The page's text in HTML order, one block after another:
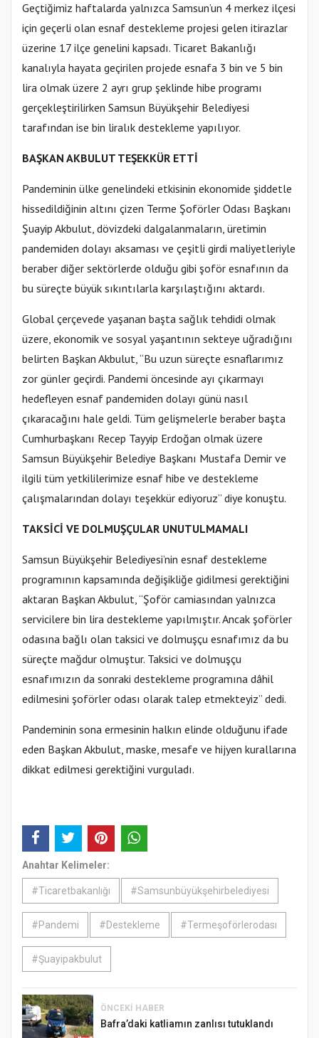
Geçtiğimiz haftalarda yalnızca Samsun’un 4 merkez ilçesi
için geçerli olan esnaf destekleme projesi gelen itirazlar
üzerine 17 ilçe genelini kapsadı. Ticaret Bakanlığı
kanalıyla hayata geçirilen projede esnafa 3 bin ve 5 bin
lira olmak üzere 2 ayrı grup şeklinde hibe programı
gerçekleştirilirken Samsun Büyükşehir Belediyesi
tarafından ise bin liralık destekleme yapılıyor.
BAŞKAN AKBULUT TEŞEKKÜR ETTİ
Pandeminin ülke genelindeki etkisinin ekonomide şiddetle
hissedildiğinin altını çizen Terme Şoförler Odası Başkanı
Şuayip Akbulut, dövizdeki dalgalanmaların, üretimin
pandemiden dolayı aksaması ve çeşitli girdi maliyetleriyle
beraber diğer sektörlerde olduğu gibi şoför esnafının da
bu süreçte büyük sıkıntılarla karşılaştığını aktardı.
Global çerçevede yaşanan başta sağlık tehdidi olmak
üzere, ekonomik ve sosyal yaşantının sekteye uğradığını
belirten Başkan Akbulut, “Bu uzun süreçte esnaflarımız
zor günler geçirdi. Pandemi öncesinde ayı çıkarmayı
hedefleyen esnaf pandemiden dolayı günü nasıl
çıkaracağını hale geldi. Tüm gelişmelerle beraber başta
Cumhurbaşkanı Recep Tayyip Erdoğan olmak üzere
Samsun Büyükşehir Belediye Başkanı Mustafa Demir ve
ilgili tüm yetkililerimize esnaf hibe ve destekleme
çalışmalarından dolayı teşekkür ediyoruz” diye konuştu.
TAKSİCİ VE DOLMUŞÇULAR UNUTULMAMALI
Samsun Büyükşehir Belediyesi’nin esnaf destekleme
programının kapsamında değişikliğe gidilmesi gerektiğini
aktaran Başkan Akbulut, “Şoför camiasından yalnızca
servicilere bin lira destekleme yapılmıştır. Ancak şoförler
odasına bağlı olan taksici ve dolmuşçu esnafımız da bu
süreçte mağdur olmuştur. Taksici ve dolmuşçu
esnafımızın da sonraki destekleme programına dâhil
edilmesini şoförler odası olarak talep etmekteyiz” dedi.
Pandeminin sona ermesinin halkın elinde olduğunu ifade
eden Başkan Akbulut, maske, mesafe ve hijyen kurallarına
dikkat edilmesi gerektiğini vurguladı.
Anahtar Kelimeler:
#Ticaretbakanlığı #Samsunbüyükşehirbelediyesi
#Pandemi #Destekleme #Termeşoförlerodası
#Şuayipakbulut
ÖNCEKI HABER
Bafra’daki katliamın zanlısı tutuklandı